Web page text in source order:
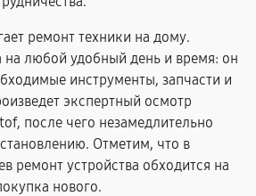
ремонт техники на дому.
на любой удобный день и время: он
инструменты, запчасти и
экспертный осмотр
после чего незамедлительно
Отметим, что в
ремонт устройства обходится на
нового.